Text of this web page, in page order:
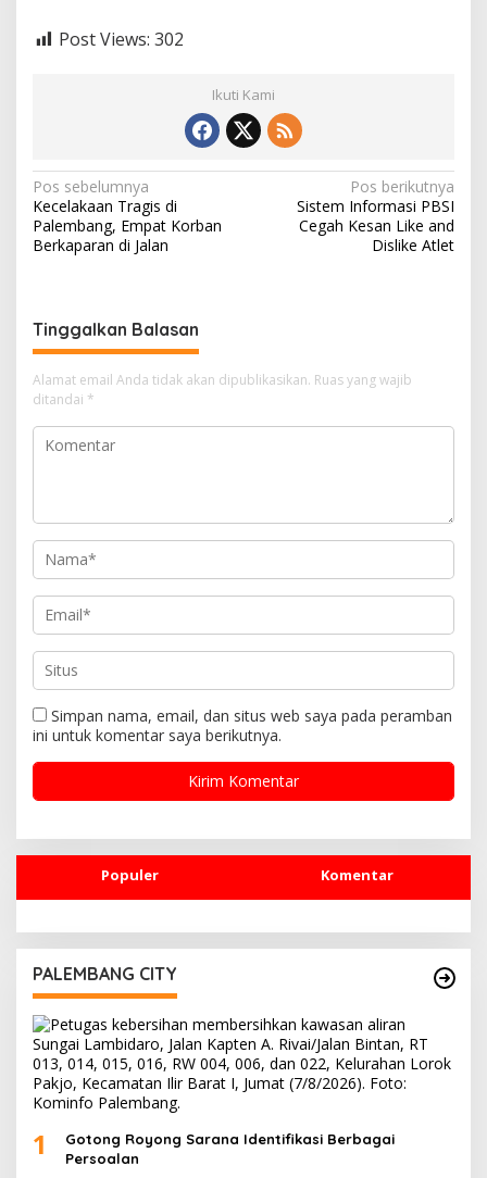
Post Views: 302
Ikuti Kami
N
a
v
g
a
s
i
p
Pos sebelumnya
Kecelakaan Tragis di
Palembang, Empat Korban
Berkaparan di Jalan
Pos berikutnya
Sistem Informasi PBSI
Cegah Kesan Like and
Dislike Atlet
Tinggalkan Balasan
Alamat email Anda tidak akan dipublikasikan. Ruas yang wajib
ditandai *
Simpan nama, email, dan situs web saya pada peramban
ini untuk komentar saya berikutnya.
Populer Komentar
PALEMBANG CITY
1
Gotong Royong Sarana Identifikasi Berbagai
Persoalan